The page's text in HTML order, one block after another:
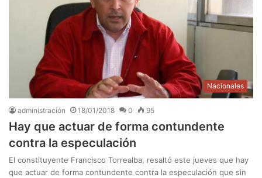
Nacionales
administración 18/01/2018 0 95
Hay que actuar de forma contundente
contra la especulación
El constituyente Francisco Torrealba, resaltó este jueves que hay
que actuar de forma contundente contra la especulación que sin